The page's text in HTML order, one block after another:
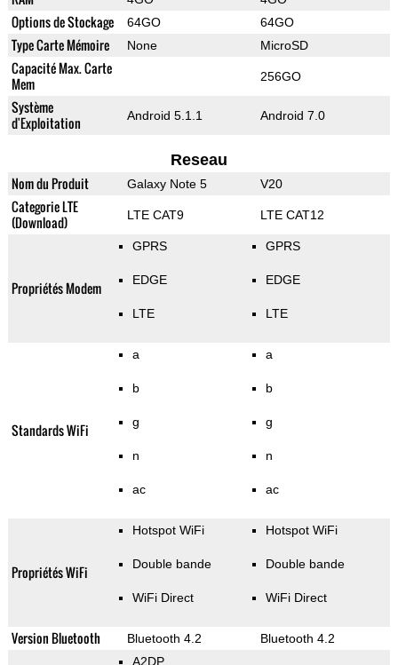
Options de Stockage 64GO 64GO
Type Carte Mémoire None MicroSD
Capacité Max. Carte
Mem
256GO
Système
d'Exploitation
Android 5.1.1 Android 7.0
Reseau
Nom du Produit Galaxy Note 5 V20
Categorie LTE
(Download)
LTE CAT9 LTE CAT12
Propriétés Modem
GPRS
EDGE
LTE
GPRS
EDGE
LTE
Standards WiFi
a
b
g
n
ac
a
b
g
n
ac
Propriétés WiFi
Hotspot WiFi
Double bande
WiFi Direct
Hotspot WiFi
Double bande
WiFi Direct
Version Bluetooth Bluetooth 4.2 Bluetooth 4.2
A2DP